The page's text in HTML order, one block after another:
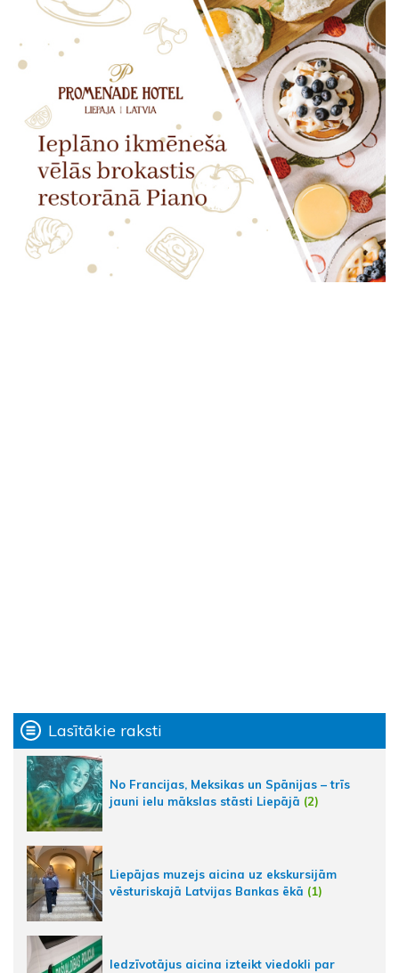
Lasītākie raksti
No Francijas, Meksikas un Spānijas – trīs
jauni ielu mākslas stāsti Liepājā (2)
Liepājas muzejs aicina uz ekskursijām
vēsturiskajā Latvijas Bankas ēkā (1)
Iedzīvotājus aicina izteikt viedokli par